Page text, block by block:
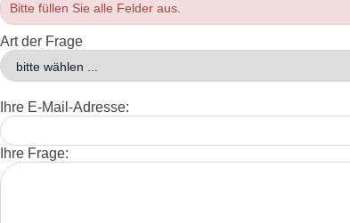
Bitte füllen Sie alle Felder aus.
Art der Frage
Ihre E-Mail-Adresse:
Ihre Frage: